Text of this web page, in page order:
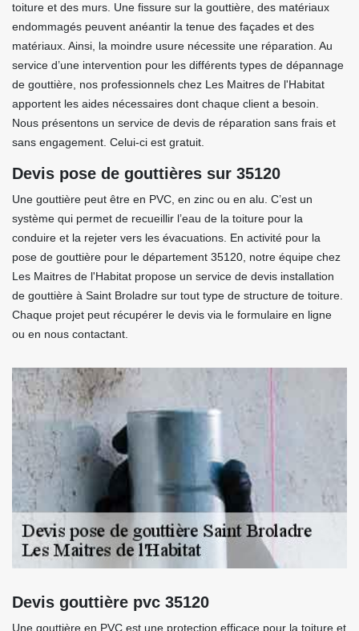
toiture et des murs. Une fissure sur la gouttière, des matériaux
endommagés peuvent anéantir la tenue des façades et des
matériaux. Ainsi, la moindre usure nécessite une réparation. Au
service d’une intervention pour les différents types de dépannage
de gouttière, nos professionnels chez Les Maitres de l'Habitat
apportent les aides nécessaires dont chaque client a besoin.
Nous présentons un service de devis de réparation sans frais et
sans engagement. Celui-ci est gratuit.
Devis pose de gouttières sur 35120
Une gouttière peut être en PVC, en zinc ou en alu. C’est un
système qui permet de recueillir l’eau de la toiture pour la
conduire et la rejeter vers les évacuations. En activité pour la
pose de gouttière pour le département 35120, notre équipe chez
Les Maitres de l'Habitat propose un service de devis installation
de gouttière à Saint Broladre sur tout type de structure de toiture.
Chaque projet peut récupérer le devis via le formulaire en ligne
ou en nous contactant.
Devis gouttière pvc 35120
Une gouttière en PVC est une protection efficace pour la toiture et